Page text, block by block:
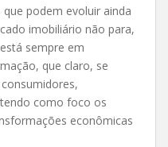
podem evoluir ainda
imobiliário não para,
sempre em
que claro, se
como foco os
econômicas